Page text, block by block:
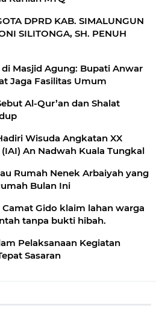
DPRD KAB. SIMALUNGUN
SILITONGA, SH. PENUH
Masjid Agung: Bupati Anwar
Jaga Fasilitas Umum
Al-Qur’an dan Shalat
Wisuda Angkatan XX
An Nadwah Kuala Tungkal
Rumah Nenek Arbaiyah yang
Bulan Ini
Camat Gido klaim lahan warga
tanpa bukti hibah.
Pelaksanaan Kegiatan
Sasaran